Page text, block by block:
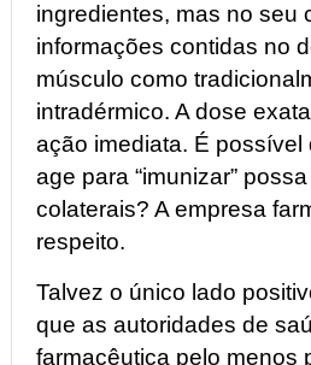
ingredientes, mas no seu
informações contidas no
músculo como
intradérmico. A dose
ação imediata. É
age para “imunizar”
colaterais? A empresa
respeito.
Talvez o único lado
que as autoridades de
farmacêutica pelo menos